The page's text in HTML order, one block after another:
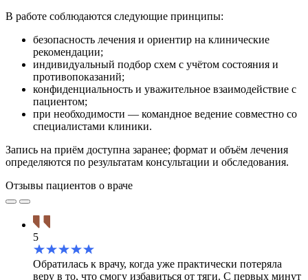
В работе соблюдаются следующие принципы:
безопасность лечения и ориентир на клинические
рекомендации;
индивидуальный подбор схем с учётом состояния и
противопоказаний;
конфиденциальность и уважительное взаимодействие с
пациентом;
при необходимости — командное ведение совместно со
специалистами клиники.
Запись на приём доступна заранее; формат и объём лечения
определяются по результатам консультации и обследования.
Отзывы пациентов о враче
5
Обратилась к врачу, когда уже практически потеряла
веру в то, что смогу избавиться от тяги. С первых минут